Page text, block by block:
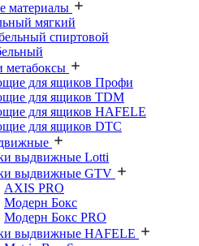
материалы
мягкий
спиртовой
для ящиков Профи
для ящиков TDM
для ящиков HAFELE
для ящиков DTC
выдвижные Lotti
выдвижные GTV
AXIS PRO
Модерн Бокс
Модерн Бокс PRO
выдвижные HAFELE